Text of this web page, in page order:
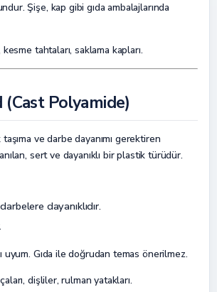
Şişe, kap gibi gıda ambalajlarında
tahtaları, saklama kapları.
(Cast Polyamide)
taşıma ve darbe dayanımı gerektiren
sert ve dayanıklı bir plastik türüdür.
dayanıklıdır.
uyum. Gıda ile doğrudan temas önerilmez.
dişliler, rulman yatakları.